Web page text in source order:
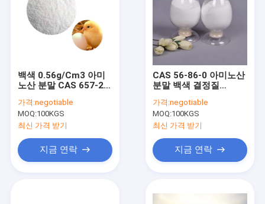
백색 0.56g/Cm3 아미
노산 분말 CAS 657-27-
가격:negotiable
MOQ:100KGS
최신 가격 받기
지금 연락
CAS 56-86-0 아미노산
분말 백색 결정질
산
가격:negotiable
MOQ:100KGS
최신 가격 받기
지금 연락